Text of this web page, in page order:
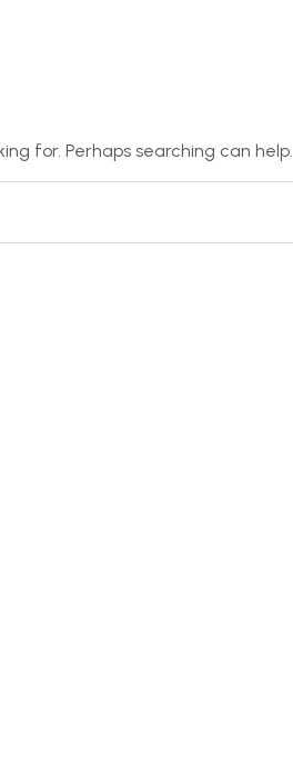
for. Perhaps searching can help.